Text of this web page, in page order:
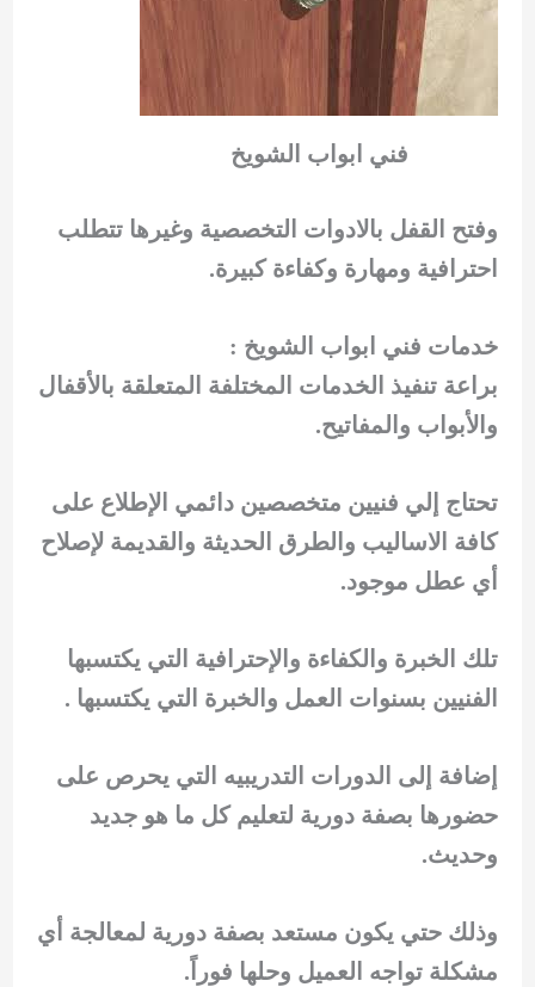
فني ابواب الشويخ
وفتح القفل بالادوات التخصصية وغيرها تتطلب
احترافية ومهارة وكفاءة كبيرة.
خدمات فني ابواب الشويخ :
براعة تنفيذ الخدمات المختلفة المتعلقة بالأقفال
والأبواب والمفاتيح.
تحتاج إلي فنيين متخصصين دائمي الإطلاع على
كافة الاساليب والطرق الحديثة والقديمة لإصلاح
أي عطل موجود.
تلك الخبرة والكفاءة والإحترافية التي يكتسبها
الفنيين بسنوات العمل والخبرة التي يكتسبها .
إضافة إلى الدورات التدريبيه التي يحرص على
حضورها بصفة دورية لتعليم كل ما هو جديد
وحديث.
وذلك حتي يكون مستعد بصفة دورية لمعالجة أي
مشكلة تواجه العميل وحلها فوراً.